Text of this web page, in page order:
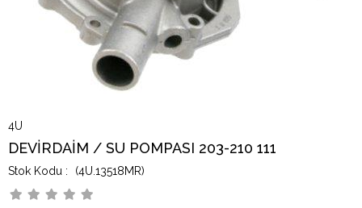
4U
DEVİRDAİM / SU POMPASI 203-210 111
(4U.13518MR)